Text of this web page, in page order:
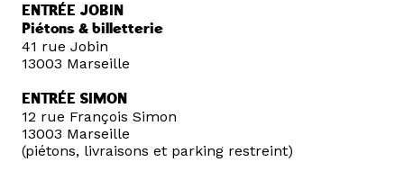
ENTRÉE JOBIN
Piétons & billetterie
41 rue Jobin
13003 Marseille
ENTRÉE SIMON
12 rue François Simon
13003 Marseille
(piétons, livraisons et parking restreint)